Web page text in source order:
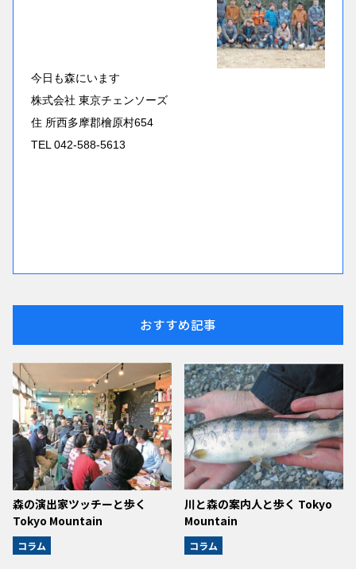
今日も森にいます
株式会社 東京チェンソーズ
住 所西多摩郡檜原村654
TEL 042-588-5613
おすすめ記事
森の演出家ツッチーと歩く
Tokyo Mountain
コラム
川と森の案内人と歩く Tokyo
Mountain
コラム